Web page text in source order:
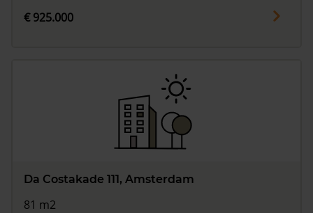
€ 925.000
Da Costakade 111, Amsterdam
81 m2